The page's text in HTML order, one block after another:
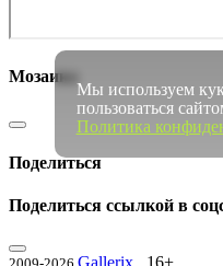
Мозаика
Поделиться
Поделиться ссылкой в
Gallerix 16+
Мы используем
пользоваться
Политика